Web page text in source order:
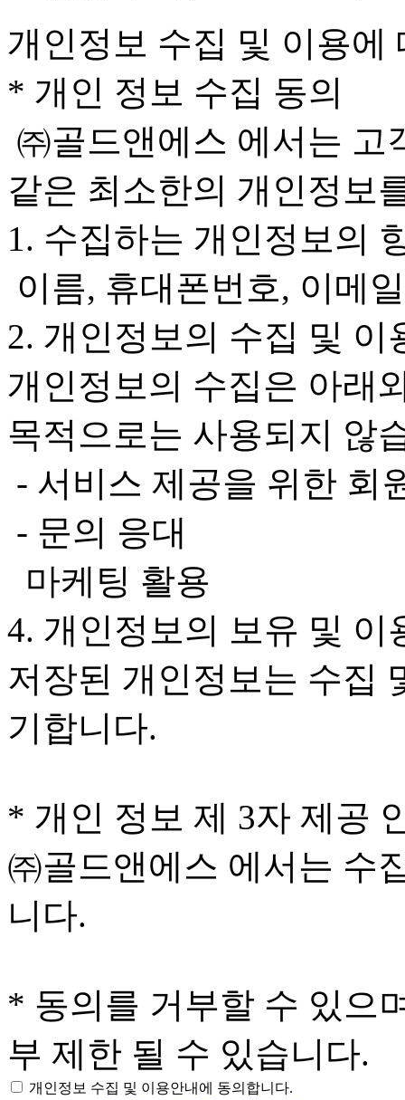
개인정보 수집 및 이용에
* 개인 정보 수집 동의
㈜골드앤에스 에서는 고
같은 최소한의 개인정보
1. 수집하는 개인정보의
이름, 휴대폰번호, 이메
2. 개인정보의 수집 및 이
개인정보의 수집은 아래
목적으로는 사용되지 않
- 서비스 제공을 위한 회
- 문의 응대
마케팅 활용
4. 개인정보의 보유 및 이
저장된 개인정보는 수집
기합니다.
* 개인 정보 제 3자 제공
㈜골드앤에스 에서는 수
니다.
* 동의를 거부할 수 있으
부 제한 될 수 있습니다.
개인정보 수집 및 이용안내에 동의합니다.